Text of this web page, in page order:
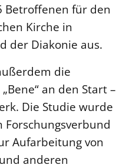
Betroffenen für den
Kirche in
der Diakonie aus.
die
an den Start –
Die Studie wurde
Aufarbeitung von
anderen